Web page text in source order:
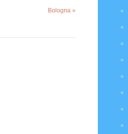
Bologna »